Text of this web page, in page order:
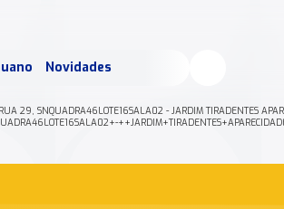
Novidades
SNQUADRA46LOTE16SALA02 - JARDIM TIRADENTES